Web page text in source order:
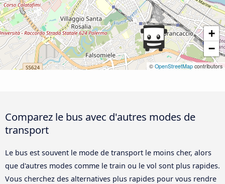
+
−
© OpenStreetMap contributors
Comparez le bus avec d'autres modes de
transport
Le bus est souvent le mode de transport le moins cher, alors
que d'autres modes comme le train ou le vol sont plus rapides.
Vous cherchez des alternatives plus rapides pour vous rendre